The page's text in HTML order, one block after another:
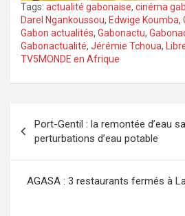
Tags: actualité gabonaise, cinéma
Darel Ngankoussou, Edwige Koumba,
Gabon actualités, Gabonactu,
Gabonactualité, Jérémie Tchoua,
TV5MONDE en Afrique
de
l’article
Port-Gentil : la remontée d’eau
perturbations d’eau potable
AGASA : 3 restaurants fermés à